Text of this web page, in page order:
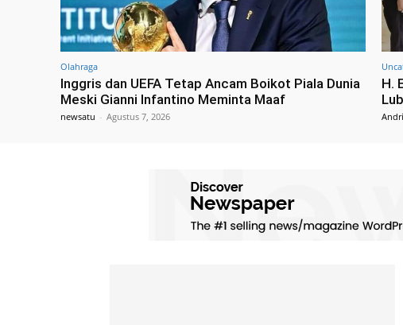
Olahraga
Inggris dan UEFA Tetap Ancam Boikot Piala Dunia
Meski Gianni Infantino Meminta Maaf
newsatu - Agustus 7, 2026
H.